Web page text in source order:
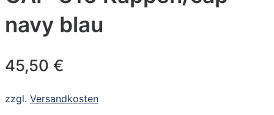
navy blau
45,50 €
zzgl. Versandkosten